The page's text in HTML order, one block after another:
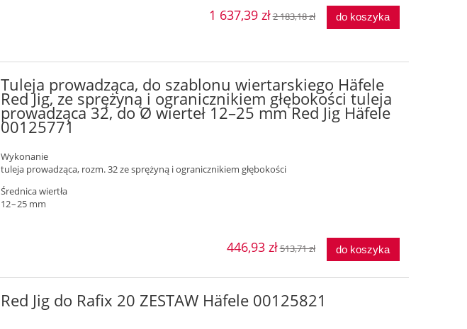
1 637,39 zł2 183,18 zł do koszyka
Tuleja prowadząca, do szablonu wiertarskiego Häfele
Red Jig, ze sprężyną i ogranicznikiem głębokości tuleja
prowadząca 32, do Ø wierteł 12–25 mm Red Jig Häfele
00125771
Wykonanie
tuleja prowadząca, rozm. 32 ze sprężyną i ogranicznikiem głębokości
Średnica wiertła
12 – 25 mm
446,93 zł513,71 zł do koszyka
Red Jig do Rafix 20 ZESTAW Häfele 00125821